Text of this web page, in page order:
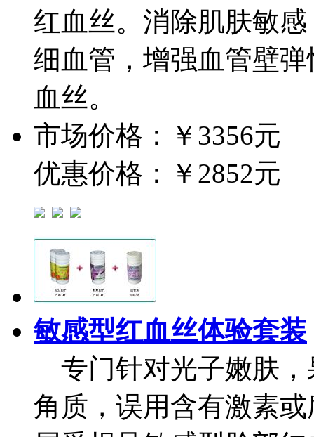
红血丝。消除肌肤敏
细血管，增强血管壁
血丝。
市场价格：
￥3356元
优惠价格：
￥2852元
敏感型红血丝体验套装
专门针对光子嫩肤，
角质，误用含有激素